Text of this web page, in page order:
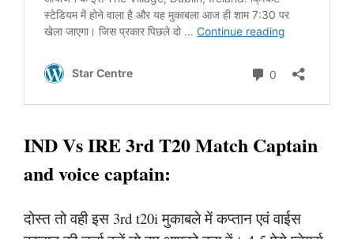
IND Vs IRE 3rd T20 Match Captain
and voice captain:
दोस्त तो वही इस 3rd t20i मुकाबले में कप्तान एवं वाईस